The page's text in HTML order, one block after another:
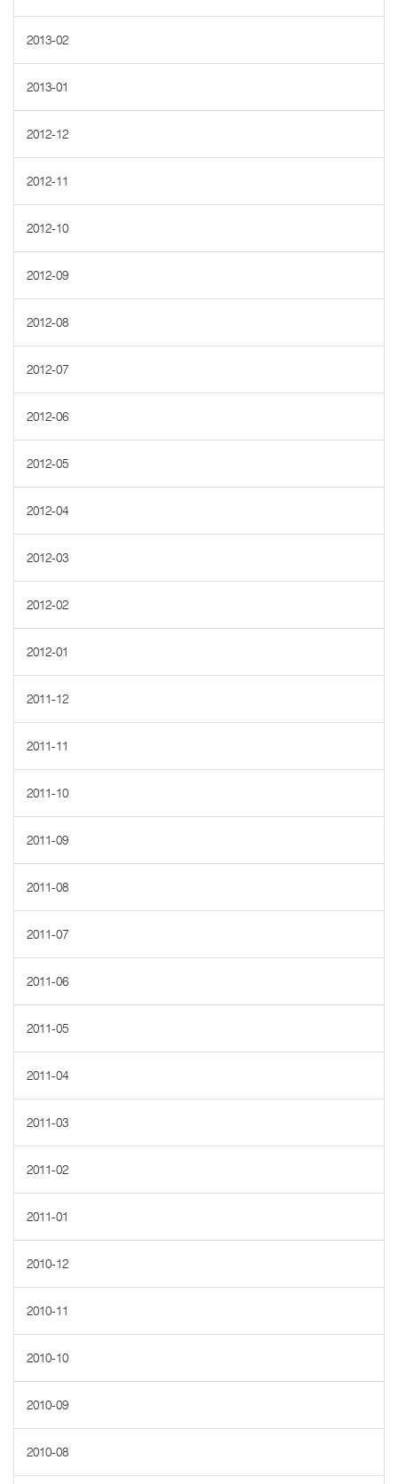
2013-02
2013-01
2012-12
2012-11
2012-10
2012-09
2012-08
2012-07
2012-06
2012-05
2012-04
2012-03
2012-02
2012-01
2011-12
2011-11
2011-10
2011-09
2011-08
2011-07
2011-06
2011-05
2011-04
2011-03
2011-02
2011-01
2010-12
2010-11
2010-10
2010-09
2010-08